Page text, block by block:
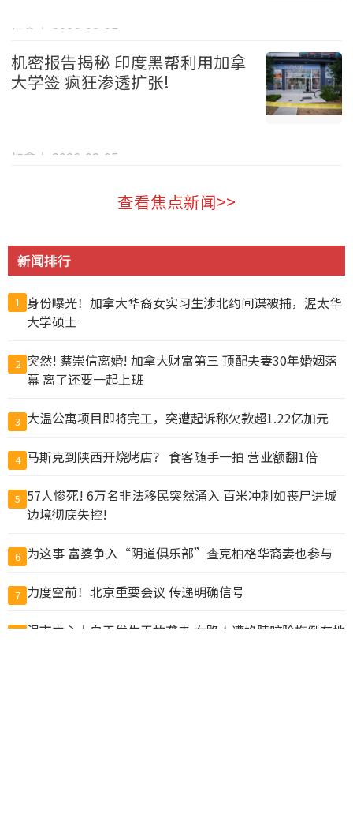
加拿大 2026-08-05
机密报告揭秘 印度黑帮利用加拿
大学签 疯狂渗透扩张!
加拿大 2026-08-05
查看焦点新闻>>
新闻排行
1 身份曝光！加拿大华裔女实习生涉北约间谍被捕，渥太华
大学硕士
2 突然! 蔡崇信离婚! 加拿大财富第三 顶配夫妻30年婚姻落
幕 离了还要一起上班
3 大温公寓项目即将完工，突遭起诉称欠款超1.22亿加元
4 马斯克到陕西开烧烤店？ 食客随手一拍 营业额翻1倍
5 57人惨死! 6万名非法移民突然涌入 百米冲刺如丧尸进城
边境彻底失控!
6 为这事 富婆争入“阴道俱乐部”查克柏格华裔妻也参与
7 力度空前！北京重要会议 传递明确信号
8 温市中心大白天发生无故袭击 女路人遭掐脖咬脸拖倒在地